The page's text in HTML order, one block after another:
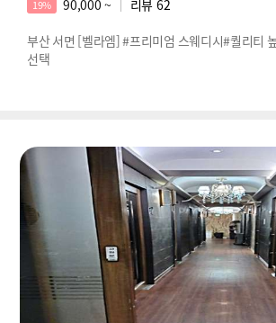
19% 90,000 ~ 리뷰 62
부산 서면 [벨라엠] #프리미엄 스웨디시#퀄리티
선택